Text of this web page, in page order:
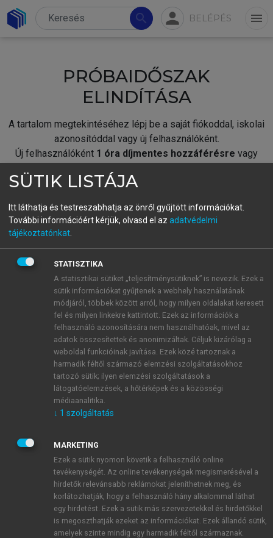
search person BELÉPÉS menu
PRÓBAIDŐSZAK
ELINDÍTÁSA
A tartalom megtekintéséhez lépj be a saját fiókoddal, iskolai
azonosítóddal vagy új felhasználóként.
Új felhasználóként 1 óra díjmentes hozzáférésre vagy
fiókoddal,vagy hozz létre új fiókot.
A regisztráció után apróbaidőszakautomatikusan
BELÉPÉS SAJÁT FIÓKKAL
ÚJ FIÓK LÉTREHOZÁSA
1 óra díjmentes hozzáférés
E-MAIL-CÍM
JELSZÓ
JELSZÓ ÚJRA
Kérek értesítést a MeRSZ újdonságairól, akcióiról.
SÜTIK LISTÁJA
Itt láthatja és testreszabhatja az önről gyűjtött információkat.
További információért kérjük, olvasd el az adatvédelmi
tájékoztatónkat
STATISZTIKA
A statisztikai sütiket „teljesítménysütiknek” is nevezik. Ezek a
sütik információkat gyűjtenek a webhely használatának
módjáról, többek között arról, hogy milyen oldalakat keresett
fel és milyen linkekre kattintott. Ezek az információk a
felhasználó azonosítására nem használhatóak, mivel az
adatok összesítettek és anonimizáltak. Céljuk kizárólag a
weboldal funkcióinak javítása. Ezek közé tartoznak a
harmadik féltől származó elemzési szolgáltatásokhoz
tartozó sütik; ilyen elemzési szolgáltatások a
látogatóelemzések, a hőtérképek és a közösségi
médiaanalitika.
↓ 1 szolgáltatás
MARKETING
Ezek a sütik nyomon követik a felhasználó online
tevékenységét. Az online tevékenységek megismerésével a
hirdetők relevánsabb reklámokat jeleníthetnek meg, és
korlátozhatják, hogy a felhasználó hány alkalommal láthat
egy hirdetést. Ezek a sütik más szervezetekkel és hirdetőkkel
is megoszthatják ezeket az információkat. Ezek állandó sütik,
amelyek szinte mindig egy harmadik féltől származnak.